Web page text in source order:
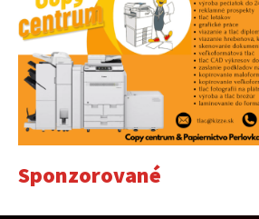
Sponzorované